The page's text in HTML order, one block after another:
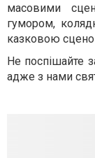
масовими
гумором,
казковою
Не поспішайте
адже з нами